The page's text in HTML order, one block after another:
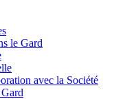
le Gard
avec la Société